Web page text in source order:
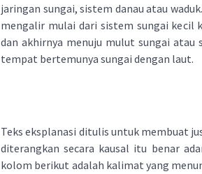
jaringan sungai, sistem danau atau
mengalir mulai dari sistem sungai kecil
dan akhirnya menuju mulut sungai atau
tempat bertemunya sungai dengan laut.
Teks eksplanasi ditulis untuk membuat
diterangkan secara kausal itu benar
kolom berikut adalah kalimat yang